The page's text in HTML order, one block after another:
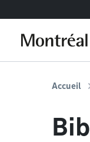
Accueil